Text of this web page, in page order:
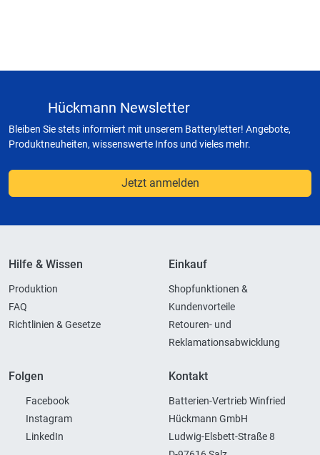
Hückmann Newsletter
Bleiben Sie stets informiert mit unserem Batteryletter! Angebote,
Produktneuheiten, wissenswerte Infos und vieles mehr.
Jetzt anmelden
Hilfe & Wissen
Produktion
FAQ
Richtlinien & Gesetze
Einkauf
Shopfunktionen &
Kundenvorteile
Retouren- und
Reklamationsabwicklung
Folgen
Facebook
Instagram
LinkedIn
Kontakt
Batterien-Vertrieb Winfried
Hückmann GmbH
Ludwig-Elsbett-Straße 8